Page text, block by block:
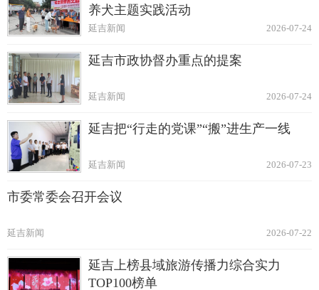
养犬主题实践活动
2026-07-24
延吉新闻
延吉市政协督办重点的提案
2026-07-24
延吉新闻
延吉把“行走的党课”“搬”进生产一线
2026-07-23
延吉新闻
市委常委会召开会议
2026-07-22
延吉新闻
延吉上榜县域旅游传播力综合实力
TOP100榜单